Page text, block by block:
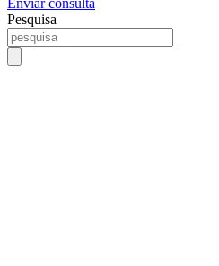
Enviar consulta
Pesquisa